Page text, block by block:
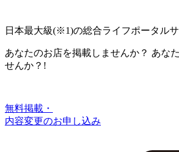
日本最大級(※1)の総合ライフポータルサ
あなたのお店を掲載しませんか？ あな
せんか？!
無料掲載・
内容変更のお申し込み